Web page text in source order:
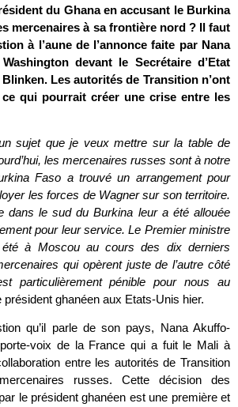
du Ghana en accusant le Burkina
mercenaires à sa frontière nord ? Il faut
à l’aune de l’annonce faite par Nana
devant le Secrétaire d’Etat
Les autorités de Transition n’ont
qui pourrait créer une crise entre les
sujet que je veux mettre sur la table de
les mercenaires russes sont à notre
Faso a trouvé un arrangement pour
les forces de Wagner sur son territoire.
dans le sud du Burkina leur a été allouée
pour leur service. Le Premier ministre
à Moscou au cours des dix derniers
qui opèrent juste de l’autre côté
particulièrement pénible pour nous au
président ghanéen aux Etats-Unis hier.
qu’il parle de son pays, Nana Akuffo-
voix de la France qui a fuit le Mali à
entre les autorités de Transition
russes. Cette décision des
le président ghanéen est une première et